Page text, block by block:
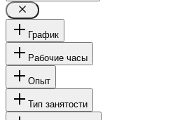
График
Рабочие часы
Опыт
Тип занятости